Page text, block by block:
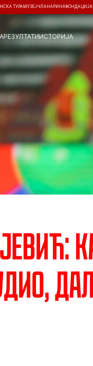
ТУРАМУЗЕЈ ЧЛАНАРИНАФОНДАЦИЈА
РЕЗУЛТАТИИСТОРИЈА